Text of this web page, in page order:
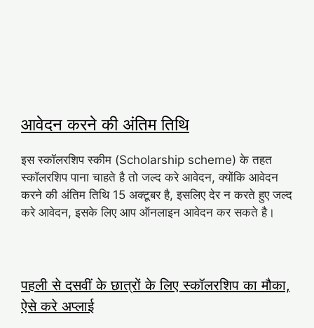
आवेदन करने की अंतिम तिथि
इस स्कॉलरशिप स्कीम (Scholarship scheme) के तहत
स्कॉलरशिप पाना चाहते है तो जल्द करे आवेदन, क्योंकि आवेदन
करने की अंतिम तिथि 15 अक्टूबर है, इसलिए देर न करते हुए जल्द
करे आवेदन, इसके लिए आप ऑनलाइन आवेदन कर सकते है।
पहली से दसवीं के छात्रों के लिए स्कॉलरशिप का मौका,
ऐसे करे अप्लाई